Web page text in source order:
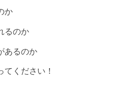
か
るのか
あるのか
ください！